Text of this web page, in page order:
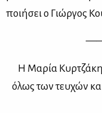
ποι­ή­σει ο Γιώρ­γος
Η Μα­ρία Κυρ­τζά­κη
όλως των τευ­χών